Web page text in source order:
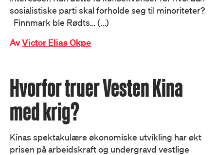
sosialistiske parti skal forholde seg til minoriteter?
Finnmark ble Rødts… (...)
AvVictor Elias Okpe
Hvorfor truer Vesten Kina
med krig?
Kinas spektakulære økonomiske utvikling har økt
prisen på arbeidskraft og undergravd vestlige